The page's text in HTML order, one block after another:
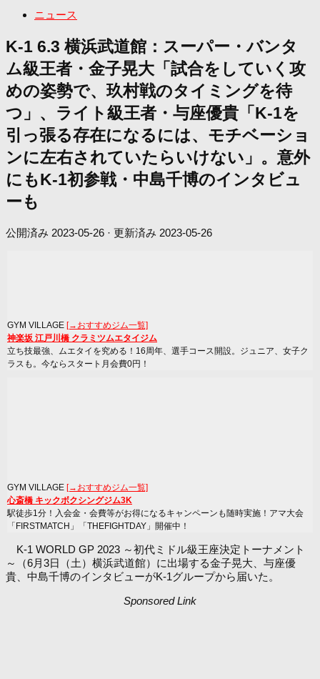
ニュース
K-1 6.3 横浜武道館：スーパー・バンタ
ム級王者・金子晃大「試合をしていく攻
めの姿勢で、玖村戦のタイミングを待
つ」、ライト級王者・与座優貴「K-1を
引っ張る存在になるには、モチベーショ
ンに左右されていたらいけない」。意外
にもK-1初参戦・中島千博のインタビュ
ーも
公開済み 2023-05-26 · 更新済み 2023-05-26
GYM VILLAGE [→おすすめジム一覧]
神楽坂 江戸川橋 クラミツムエタイジム
立ち技最強、ムエタイを究める！16周年、選手コース開設。ジュニア、女子ク
ラスも。今ならスタート月会費0円！
GYM VILLAGE [→おすすめジム一覧]
心斎橋 キックボクシングジム3K
駅徒歩1分！入会金・会費等がお得になるキャンペーンも随時実施！アマ大会
「FIRSTMATCH」「THEFIGHTDAY」開催中！
K-1 WORLD GP 2023 ～初代ミドル級王座決定トーナメント
～（6月3日（土）横浜武道館）に出場する金子晃大、与座優
貴、中島千博のインタビューがK-1グループから届いた。
Sponsored Link